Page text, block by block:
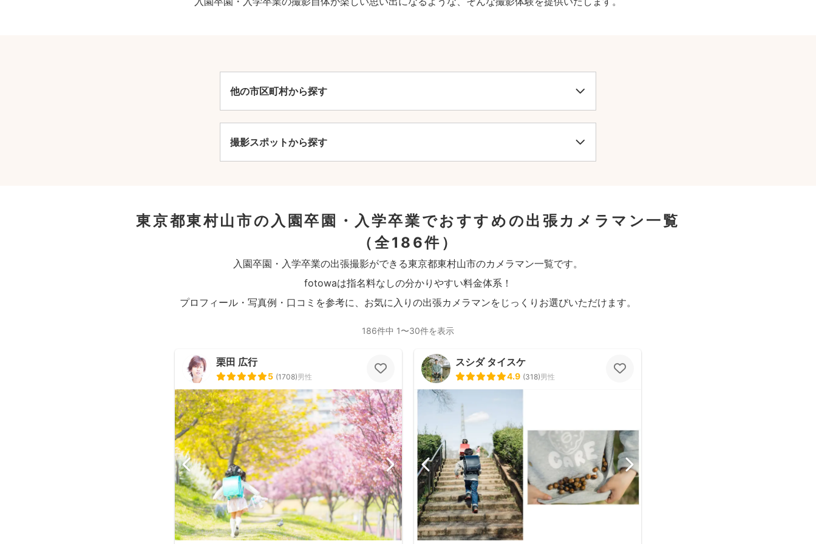
他の市区町村から探す
撮影スポットから探す
東京都東村山市の入園卒園・入学卒業でおすすめの出張カメラマン一覧
（全186件）
入園卒園・入学卒業の出張撮影ができる東京都東村山市のカメラマン一覧です。
fotowaは指名料なしの分かりやすい料金体系！
プロフィール・写真例・口コミを参考に、お気に入りの出張カメラマンをじっくりお選びいただけます。
186件中 1〜30件を表示
栗田 広行
5 (1708)男性
スシダ タイスケ
4.9 (318)男性